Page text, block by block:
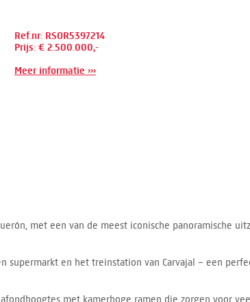
Ref.nr: RSOR5397214
Prijs: € 2.500.000,-
Meer informatie ›››
met een van de meest iconische panoramische
supermarkt en het treinstation van Carvajal – een
met kamerhoge ramen die zorgen voor